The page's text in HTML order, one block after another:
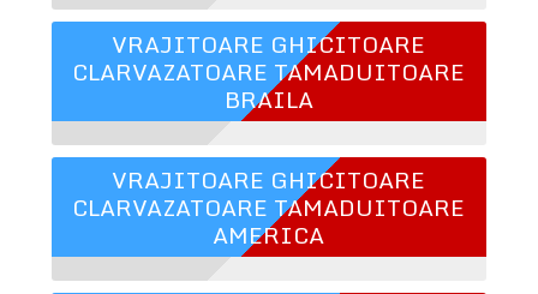
VRAJITOARE GHICITOARE
CLARVAZATOARE TAMADUITOARE
BRAILA
VRAJITOARE GHICITOARE
CLARVAZATOARE TAMADUITOARE
AMERICA